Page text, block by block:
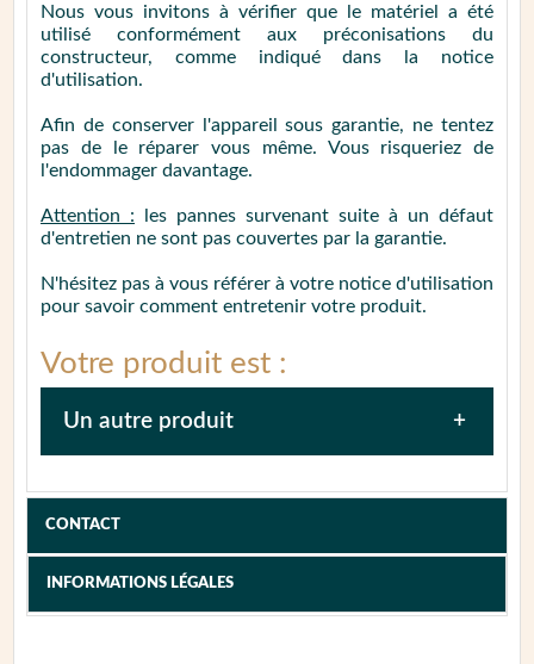
Nous vous invitons à vérifier que le matériel a été
utilisé conformément aux préconisations du
constructeur, comme indiqué dans la notice
d'utilisation.
Afin de conserver l'appareil sous garantie, ne tentez
pas de le réparer vous même. Vous risqueriez de
l'endommager davantage.
Attention : les pannes survenant suite à un défaut
d'entretien ne sont pas couvertes par la garantie.
N'hésitez pas à vous référer à votre notice d'utilisation
pour savoir comment entretenir votre produit.
Votre produit est :
Un autre produit
Afin de faciliter la prise en charge de votre
temps, à tester l'appareil et essayer de
diagnostiquer la panne en vous reportant à la
notice afin de fournir le maximum d'informations
CONTACT
INFORMATIONS LÉGALES